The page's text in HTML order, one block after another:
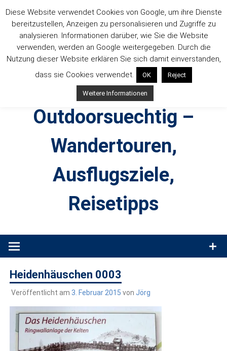
Inhalt
springen
Outdoorsuechtig –
Wandertouren,
Ausflugsziele,
Reisetipps
Produkttests und Buchrezensionen. Ein Blog für alle, die gern
Heidenhäuschen 0003
Veröffentlicht am 3. Februar 2015 von Jörg
Diese Website verwendet Cookies von Google, um ihre Dienste
bereitzustellen, Anzeigen zu personalisieren und Zugriffe zu
analysieren. Informationen darüber, wie Sie die Website
verwenden, werden an Google weitergegeben. Durch die
Nutzung dieser Website erklären Sie sich damit einverstanden,
dass sie Cookies verwendet.
OK Reject
Weitere Informationen